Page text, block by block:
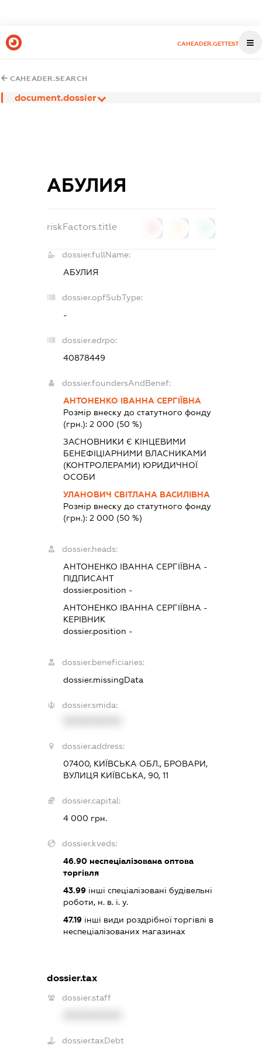
CAHEADER.GETTEST
CAHEADER.SEARCH
document.dossier
АБУЛИЯ
riskFactors.title
dossier.fullName:
АБУЛИЯ
dossier.opfSubType:
-
dossier.edrpo:
40878449
dossier.foundersAndBenef:
АНТОНЕНКО ІВАННА СЕРГІЇВНА
Розмір внеску до статутного фонду
(грн.):2 000 (50 %)
ЗАСНОВНИКИ Є КІНЦЕВИМИ
БЕНЕФІЦІАРНИМИ ВЛАСНИКАМИ
(КОНТРОЛЕРАМИ) ЮРИДИЧНОЇ
ОСОБИ
УЛАНОВИЧ СВІТЛАНА ВАСИЛІВНА
Розмір внеску до статутного фонду
(грн.):2 000 (50 %)
dossier.heads:
АНТОНЕНКО ІВАННА СЕРГІЇВНА -
ПІДПИСАНТ
dossier.position -
АНТОНЕНКО ІВАННА СЕРГІЇВНА -
КЕРІВНИК
dossier.position -
dossier.beneficiaries:
dossier.missingData
dossier.smida:
dossier.address:
07400, КИЇВСЬКА ОБЛ., БРОВАРИ,
ВУЛИЦЯ КИЇВСЬКА, 90, 11
dossier.capital:
4 000 грн.
dossier.kveds:
46.90 неспеціалізована оптова
торгівля
43.99 інші спеціалізовані будівельні
роботи, н. в. і. у.
47.19 інші види роздрібної торгівлі в
неспеціалізованих магазинах
dossier.tax
dossier.staff
dossier.taxDebt